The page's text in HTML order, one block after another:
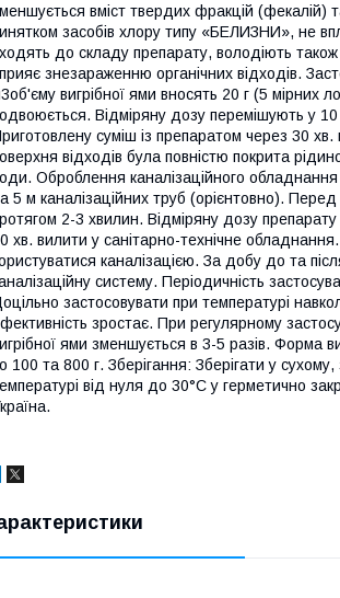
вміст твердих фракцій (фекалій)
засобів хлору типу «БЕЛИЗНИ», не
до складу препарату, володіють
знезараженню органічних відходів.
вигрібної ями вносять 20 г (5 мірних
Відміряну дозу перемішують у 10
суміш із препаратом через 30
відходів була повністю покрита
Оброблення каналізаційного
5 м каналізаційних труб (орієнтовно).
2-3 хвилин. Відміряну дозу
хв. вилити у санітарно-технічне
каналізацією. За добу до та
систему. Періодичність
застосовувати при температурі
зростає. При регулярному
ями зменшується в 3-5 разів. Форма
100 та 800 г. Зберігання: Зберігати у
від нуля до 30°С у герметично